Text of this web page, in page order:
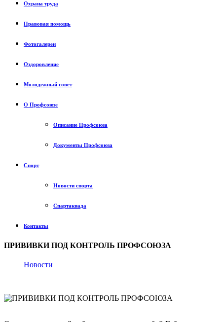
Охрана труда
Правовая помощь
Фотогалереи
Оздоровление
Молодежный совет
О Профсоюзе
Описание Профсоюза
Документы Профсоюза
Спорт
Новости спорта
Спартакиада
Контакты
ПРИВИВКИ ПОД КОНТРОЛЬ ПРОФСОЮЗА
Новости